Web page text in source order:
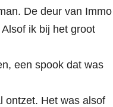
De deur van Immo
ik bij het groot
een spook dat was
ontzet. Het was alsof